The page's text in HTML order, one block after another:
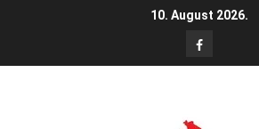
10. August 2026.
FB